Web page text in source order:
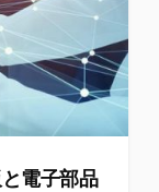
電子部品